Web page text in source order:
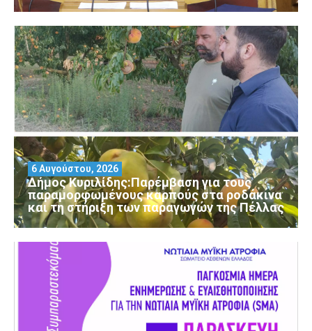
Δήμος Κυριλίδης:Παρέμβαση για τους
παραμορφωμένους καρπούς στα ροδάκινα
και τη στήριξη των παραγωγών της Πέλλας
6 Αυγούστου, 2026